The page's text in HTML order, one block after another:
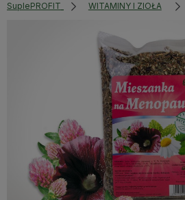
SuplePROFIT WITAMINY I ZIOŁA